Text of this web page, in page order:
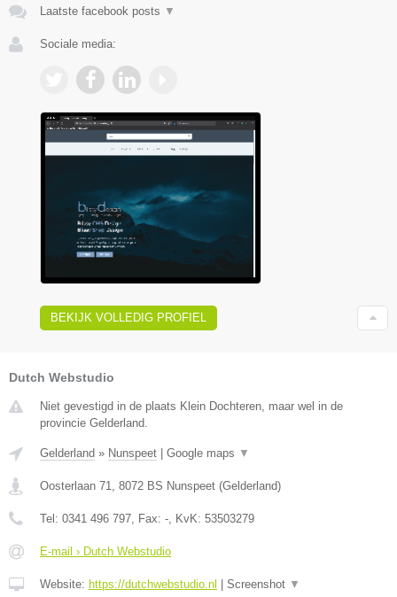
Laatste facebook posts ▼
Sociale media:
BEKIJK VOLLEDIG PROFIEL
Dutch Webstudio
Niet gevestigd in de plaats Klein Dochteren, maar wel in de
provincie Gelderland.
Gelderland » Nunspeet Google maps ▼
Oosterlaan 71, 8072 BS Nunspeet (Gelderland)
Tel: 0341 496 797, Fax: -, KvK: 53503279
E-mail › Dutch Webstudio
Website: https://dutchwebstudio.nl Screenshot ▼